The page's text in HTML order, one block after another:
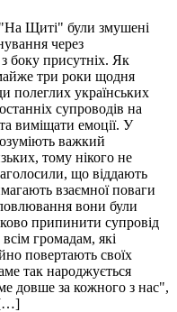
Щиті" були змушені
через
боку присутніх. Як
три роки щодня
полеглих українських
супроводів на
виміщати емоції. У
важкий
тому нікого не
що віддають
взаємної поваги
вони були
припинити супровід
громадам, які
повертають своїх
так народжується
довше за кожного з нас",
[…]